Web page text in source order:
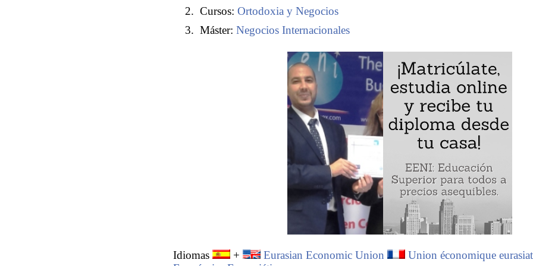
Cursos: Ortodoxia y Negocios
Máster: Negocios Internacionales
Idiomas + Eurasian Economic Union Union économique